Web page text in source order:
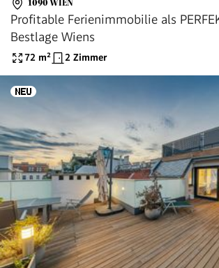
1090 WIEN
Profitable Ferienimmobilie als
Bestlage Wiens
72 m² 2 Zimmer